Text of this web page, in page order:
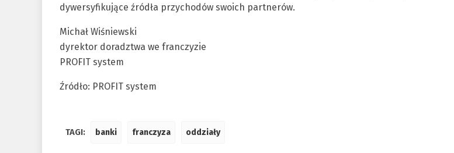
dywersyfikujące źródła przychodów swoich partnerów.
Michał Wiśniewski
dyrektor doradztwa we franczyzie
PROFIT system
Źródło: PROFIT system
TAGI: banki franczyza oddziały